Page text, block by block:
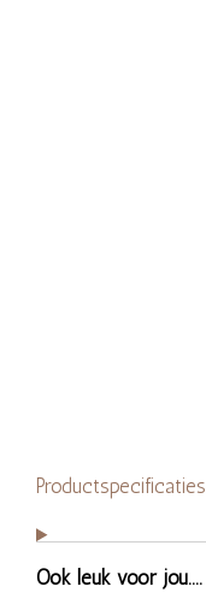
Productspecificaties
Ook leuk voor jou....